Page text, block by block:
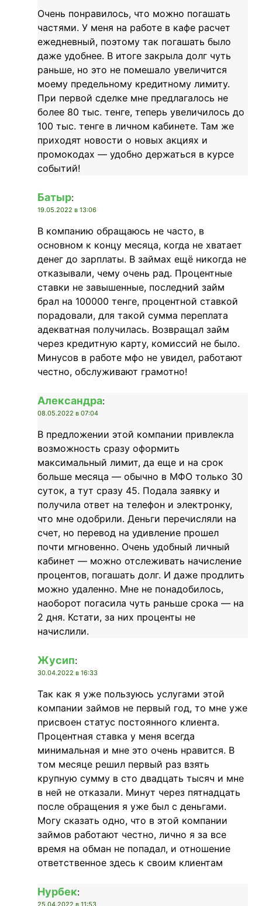
Очень понравилось, что можно погашать
частями. У меня на работе в кафе расчет
ежедневный, поэтому так погашать было
даже удобнее. В итоге закрыла долг чуть
раньше, но это не помешало увеличится
моему предельному кредитному лимиту.
При первой сделке мне предлагалось не
более 80 тыс. тенге, теперь увеличилось до
100 тыс. тенге в личном кабинете. Там же
приходят новости о новых акциях и
промокодах — удобно держаться в курсе
событий!
Батыр:
19.05.2022 в 13:06
В компанию обращаюсь не часто, в
основном к концу месяца, когда не хватает
денег до зарплаты. В займах ещё никогда не
отказывали, чему очень рад. Процентные
ставки не завышенные, последний займ
брал на 100000 тенге, процентной ставкой
порадовали, для такой сумма переплата
адекватная получилась. Возвращал займ
через кредитную карту, комиссий не было.
Минусов в работе мфо не увидел, работают
честно, обслуживают грамотно!
Александра:
08.05.2022 в 07:04
В предложении этой компании привлекла
возможность сразу оформить
максимальный лимит, да еще и на срок
больше месяца — обычно в МФО только 30
суток, а тут сразу 45. Подала заявку и
получила ответ на телефон и электронку,
что мне одобрили. Деньги перечисляли на
счет, но перевод на удивление прошел
почти мгновенно. Очень удобный личный
кабинет — можно отслеживать начисление
процентов, погашать долг. И даже продлить
можно удаленно. Мне не понадобилось,
наоборот погасила чуть раньше срока — на
2 дня. Кстати, за них проценты не
начислили.
Жусип:
30.04.2022 в 16:33
Так как я уже пользуюсь услугами этой
компании займов не первый год, то мне уже
присвоен статус постоянного клиента.
Процентная ставка у меня всегда
минимальная и мне это очень нравится. В
том месяце решил первый раз взять
крупную сумму в сто двадцать тысяч и мне
в ней не отказали. Минут через пятнадцать
после обращения я уже был с деньгами.
Могу сказать одно, что в этой компании
займов работают честно, лично я за все
время на обман не попадал, и отношение
ответственное здесь к своим клиентам
Нурбек:
25.04.2022 в 11:53